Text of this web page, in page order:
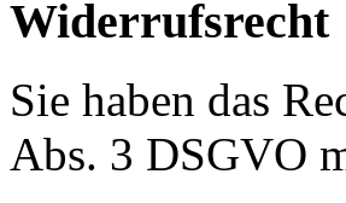
Widerrufsrecht
Sie haben das
Abs. 3 DSGVO